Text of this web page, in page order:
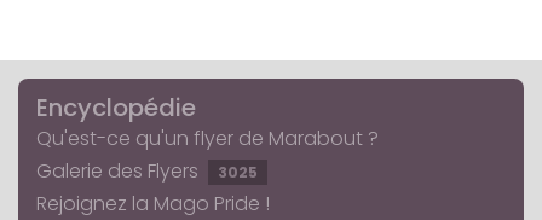
Encyclopédie
Qu'est-ce qu'un flyer de Marabout ?
Galerie des Flyers
3025
Rejoignez la Mago Pride !